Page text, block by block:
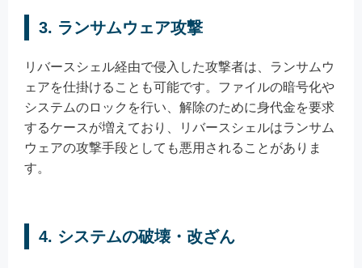
3. ランサムウェア攻撃
リバースシェル経由で侵入した攻撃者は、ランサムウ
ェアを仕掛けることも可能です。ファイルの暗号化や
システムのロックを行い、解除のために身代金を要求
するケースが増えており、リバースシェルはランサム
ウェアの攻撃手段としても悪用されることがありま
す。
4. システムの破壊・改ざん